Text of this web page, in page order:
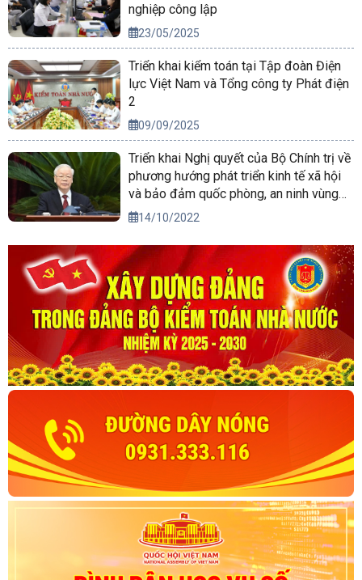
nghiệp công lập
23/05/2025
Triển khai kiểm toán tại Tập đoàn Điện
lực Việt Nam và Tổng công ty Phát điện
2
09/09/2025
Triển khai Nghị quyết của Bộ Chính trị về
phương hướng phát triển kinh tế xã hội
và bảo đảm quốc phòng, an ninh vùng
Tây Nguyên đến năm 2030, tầm nhìn
14/10/2022